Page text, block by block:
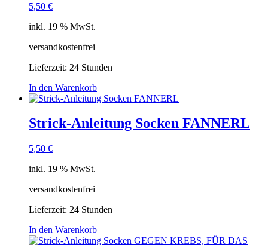
5,50 €
inkl. 19 % MwSt.
versandkostenfrei
Lieferzeit: 24 Stunden
In den Warenkorb
Strick-Anleitung Socken FANNERL
5,50 €
inkl. 19 % MwSt.
versandkostenfrei
Lieferzeit: 24 Stunden
In den Warenkorb